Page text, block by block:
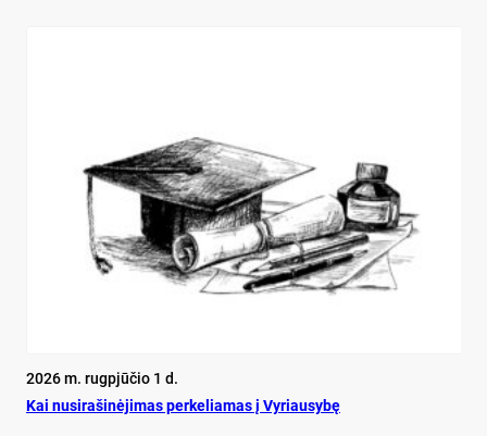
2026 m. rugpjūčio 1 d.
Kai nu­si­ra­ši­nė­ji­mas per­ke­lia­mas į Vy­riau­sy­bę